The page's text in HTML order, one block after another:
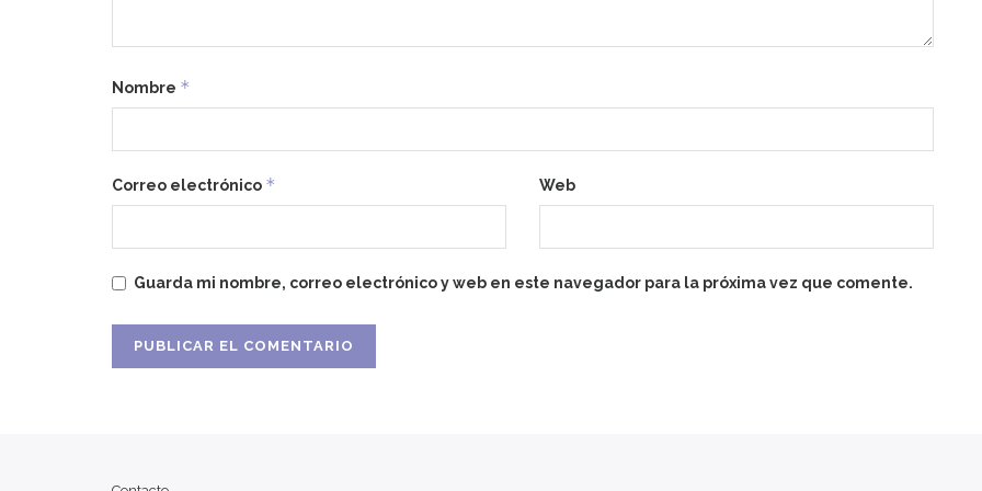
Nombre *
Correo electrónico * Web
Guarda mi nombre, correo electrónico y web en este navegador para la próxima vez que comente.